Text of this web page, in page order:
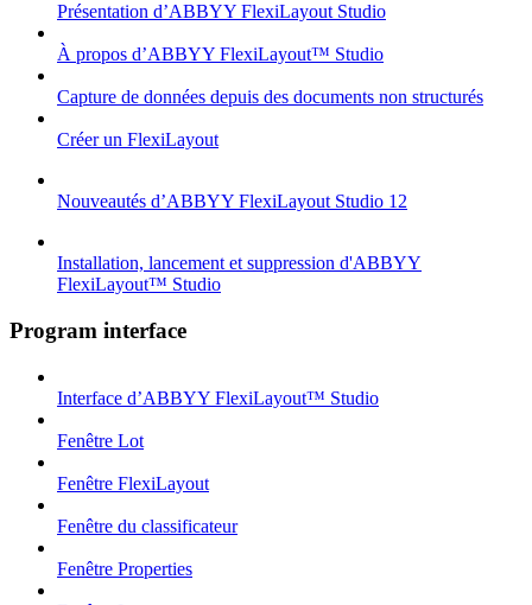
Présentation d’ABBYY FlexiLayout Studio
À propos d’ABBYY FlexiLayout™ Studio
Capture de données depuis des documents non structurés
Créer un FlexiLayout
Nouveautés d’ABBYY FlexiLayout Studio 12
Installation, lancement et suppression d'ABBYY
FlexiLayout™ Studio
Program interface
Interface d’ABBYY FlexiLayout™ Studio
Fenêtre Lot
Fenêtre FlexiLayout
Fenêtre du classificateur
Fenêtre Properties